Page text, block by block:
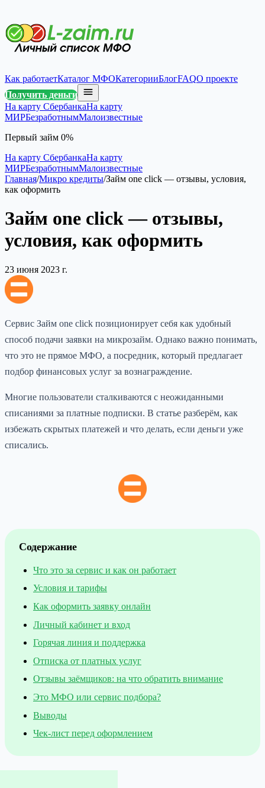
Как работаетКаталог МФОКатегорииБлогFAQО проекте
Получить деньги
На карту СбербанкаНа карту
МИРБезработнымМалоизвестные
Первый займ 0%
На карту СбербанкаНа карту
МИРБезработнымМалоизвестные
Главная/Микро кредиты/Займ one click — отзывы, условия,
как оформить
Займ one click — отзывы,
условия, как оформить
23 июня 2023 г.
Сервис Займ one click позиционирует себя как удобный
способ подачи заявки на микрозайм. Однако важно понимать,
что это не прямое МФО, а посредник, который предлагает
подбор финансовых услуг за вознаграждение.
Многие пользователи сталкиваются с неожиданными
списаниями за платные подписки. В статье разберём, как
избежать скрытых платежей и что делать, если деньги уже
списались.
Содержание
Что это за сервис и как он работает
Условия и тарифы
Как оформить заявку онлайн
Личный кабинет и вход
Горячая линия и поддержка
Отписка от платных услуг
Отзывы заёмщиков: на что обратить внимание
Это МФО или сервис подбора?
Выводы
Чек-лист перед оформлением